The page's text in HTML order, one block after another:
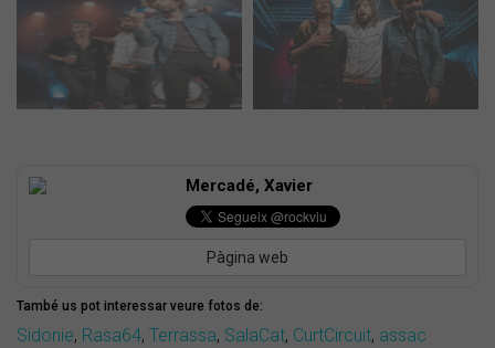
Mercadé, Xavier
Pàgina web
També us pot interessar veure fotos de:
Sidonie, Rasa64, Terrassa, SalaCat, CurtCircuit, assac